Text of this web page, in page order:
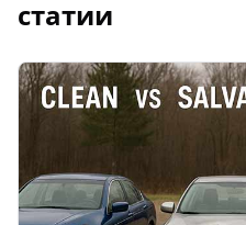
статии